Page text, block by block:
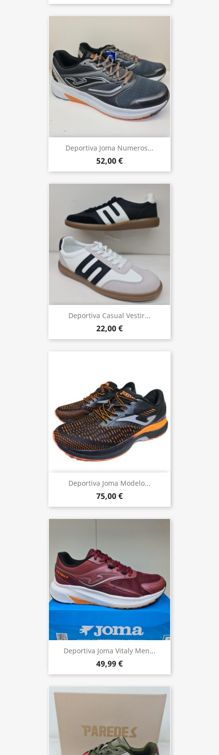
Deportiva Joma Numeros...
52,00 €
Deportiva Casual Vestir...
22,00 €
Deportiva Joma Modelo...
75,00 €
Deportiva Joma Vitaly Men...
49,99 €